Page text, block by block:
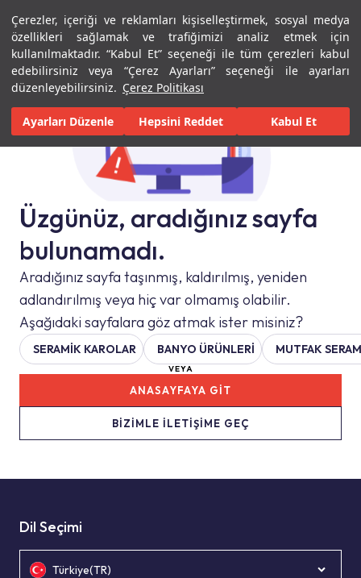
Çerezler, içeriği ve reklamları kişiselleştirmek, sosyal medya
özellikleri sağlamak ve trafiğimizi analiz etmek için
kullanılmaktadır. “Kabul Et” seçeneği ile tüm çerezleri kabul
edebilirsiniz veya “Çerez Ayarları” seçeneği ile ayarları
düzenleyebilirsiniz. Çerez Politikası
Ayarları Düzenle Hepsini Reddet Kabul Et
Menü Menü
Üzgünüz, aradığınız sayfa
bulunamadı.
Aradığınız sayfa taşınmış, kaldırılmış, yeniden
adlandırılmış veya hiç var olmamış olabilir.
Aşağıdaki sayfalara göz atmak ister misiniz?
SERAMIK KAROLAR BANYO ÜRÜNLERİ MUTFAK
VEYA
BİZİMLE İLETİŞİME GEÇ
ANASAYFAYA GİT
Dil Seçimi
Türkiye(TR)